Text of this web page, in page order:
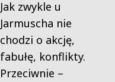
Jak zwykle u
Jarmuscha nie
chodzi o akcję,
fabułę, konflikty.
Przeciwnie –